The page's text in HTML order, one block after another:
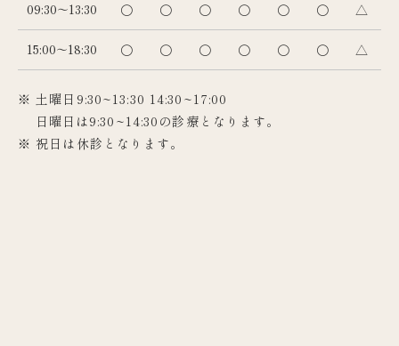
09:30～13:30 〇 〇 〇 〇 〇 〇 △
15:00～18:30 〇 〇 〇 〇 〇 〇 △
※ 土曜日9:30~13:30 14:30~17:00
日曜日は9:30~14:30の診療となります。
※ 祝日は休診となります。